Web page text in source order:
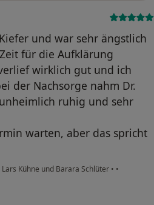
und war sehr ängstlich
für die Aufklärung
wirklich gut und ich
der Nachsorge nahm Dr.
ruhig und sehr
warten, aber das spricht
Kühne und Barara Schlüter • •